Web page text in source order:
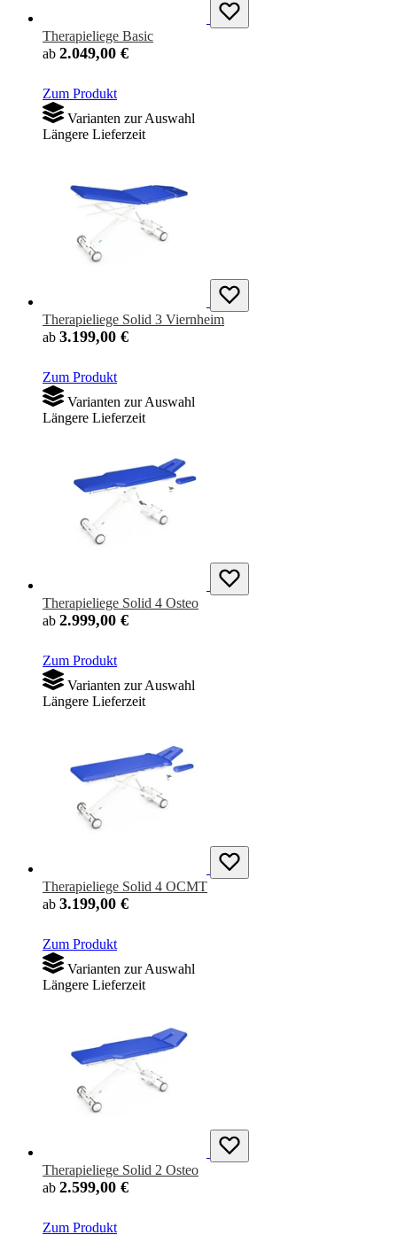
Therapieliege Basic
ab 2.049,00 €
Zum Produkt
Varianten zur Auswahl
Längere Lieferzeit
Therapieliege Solid 3 Viernheim
ab 3.199,00 €
Zum Produkt
Varianten zur Auswahl
Längere Lieferzeit
Therapieliege Solid 4 Osteo
ab 2.999,00 €
Zum Produkt
Varianten zur Auswahl
Längere Lieferzeit
Therapieliege Solid 4 OCMT
ab 3.199,00 €
Zum Produkt
Varianten zur Auswahl
Längere Lieferzeit
Therapieliege Solid 2 Osteo
ab 2.599,00 €
Zum Produkt